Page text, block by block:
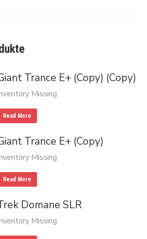
Trance E+ (Copy) (Copy)
Missing
Read More
Trance E+ (Copy)
Missing
Read More
Domane SLR
Missing